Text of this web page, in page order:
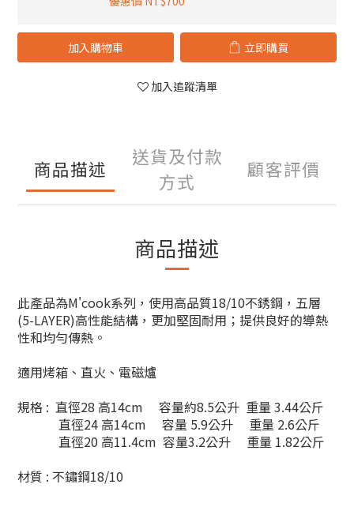
加入購物車 立即購買
加入追蹤清單
商品描述
送貨及付款
方式
顧客評價
商品描述
此產品為M'cook系列，使用高品質18/10不銹鋼，五層
(5-LAYER)高性能結構，更加堅固耐用；提供良好的導熱
性和均勻傳熱。
適用烤箱、直火、電磁爐
規格 : 直徑28 高14cm 容量約8.5公升 重量 3.44公斤
直徑24 高14cm 容量 5.9公升 重量 2.6公斤
直徑20 高11.4cm 容量3.2公升 重量 1.82公斤
材質 : 不鏽鋼18/10